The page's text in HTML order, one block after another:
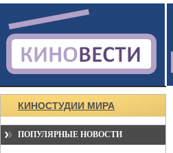
КИНОСТУДИИ МИРА
ПОПУЛЯРНЫЕ НОВОСТИ